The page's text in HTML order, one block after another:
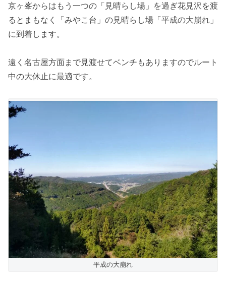
京ヶ峯からはもう一つの「見晴らし場」を過ぎ花見沢を渡
るとまもなく「みやこ台」の見晴らし場「平成の大崩れ」
に到着します。
遠く名古屋方面まで見渡せてベンチもありますのでルート
中の大休止に最適です。
平成の大崩れ